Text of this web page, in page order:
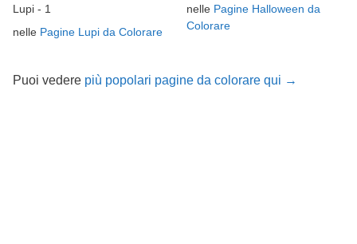
Lupi - 1
nelle Pagine Lupi da Colorare
nelle Pagine Halloween da
Colorare
Puoi vedere più popolari pagine da colorare qui →